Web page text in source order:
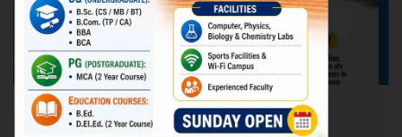
विदेश
उत्तर प्रदेश